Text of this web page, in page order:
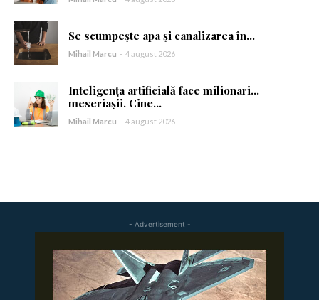
Se scumpește apa și canalizarea în...
Mihail Marcu - 4 august 2026
Inteligența artificială face milionari…
meseriașii. Cine...
Mihail Marcu - 4 august 2026
- Advertisement -